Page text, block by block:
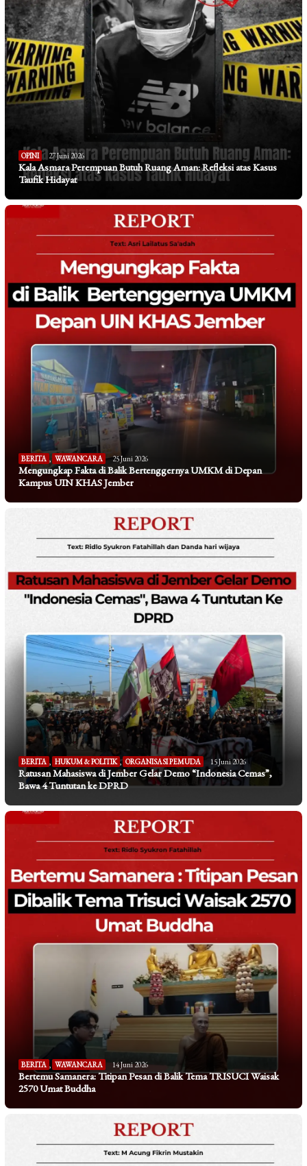
OPINI 27 Juni 2026
Kala Asmara Perempuan Butuh Ruang Aman: Refleksi atas Kasus
Taufik Hidayat
BERITA , WAWANCARA 25 Juni 2026
Mengungkap Fakta di Balik Bertenggernya UMKM di Depan
Kampus UIN KHAS Jember
BERITA , HUKUM & POLITIK , ORGANISASI PEMUDA 15 Juni 2026
Ratusan Mahasiswa di Jember Gelar Demo “Indonesia Cemas”,
Bawa 4 Tuntutan ke DPRD
BERITA , WAWANCARA 14 Juni 2026
Bertemu Samanera: Titipan Pesan di Balik Tema TRISUCI Waisak
2570 Umat Buddha